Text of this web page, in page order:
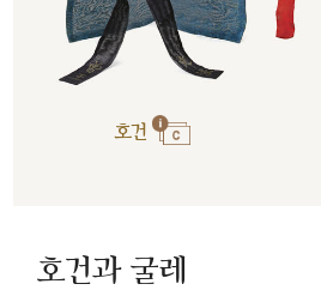
호건
호건과 굴레